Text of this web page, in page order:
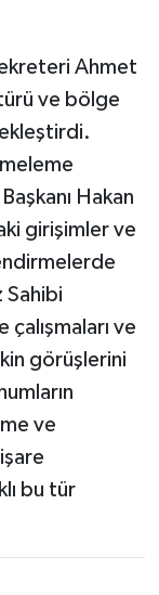
Ahmet
ve bölge
Hakan
girişimler ve
Sahibi
ve
görüşlerini
ve
bu tür